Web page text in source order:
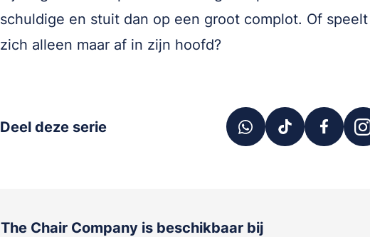
schuldige en stuit dan op een groot complot. Of
zich alleen maar af in zijn hoofd?
Deel deze serie
The Chair Company is beschikbaar bij